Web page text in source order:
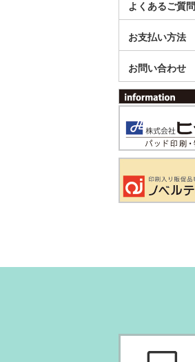
よくあるご質問
お支払い方法
お問い合わせ